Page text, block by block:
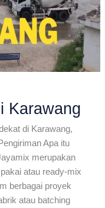
Karawang
di Karawang,
Apa itu
merupakan
atau ready-mix
berbagai proyek
atau batching